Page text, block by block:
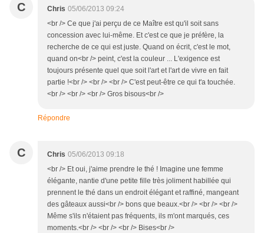
C Chris 05/06/2013 09:24
<br /> Ce que j'ai perçu de ce Maître est qu'il soit sans
concession avec lui-même. Et c'est ce que je préfère, la
recherche de ce qui est juste. Quand on écrit, c'est le mot,
quand on<br /> peint, c'est la couleur ... L'exigence est
toujours présente quel que soit l'art et l'art de vivre en fait
partie !<br /> <br /> <br /> C'est peut-être ce qui t'a touchée.
<br /> <br /> <br /> Gros bisous<br />
Répondre
C Chris 05/06/2013 09:18
<br /> Et oui, j'aime prendre le thé ! Imagine une femme
élégante, nantie d'une petite fille très joliment habillée qui
prennent le thé dans un endroit élégant et raffiné, mangeant
des gâteaux aussi<br /> bons que beaux.<br /> <br /> <br />
Même s'ils n'étaient pas fréquents, ils m'ont marqués, ces
moments.<br /> <br /> <br /> Bises<br />